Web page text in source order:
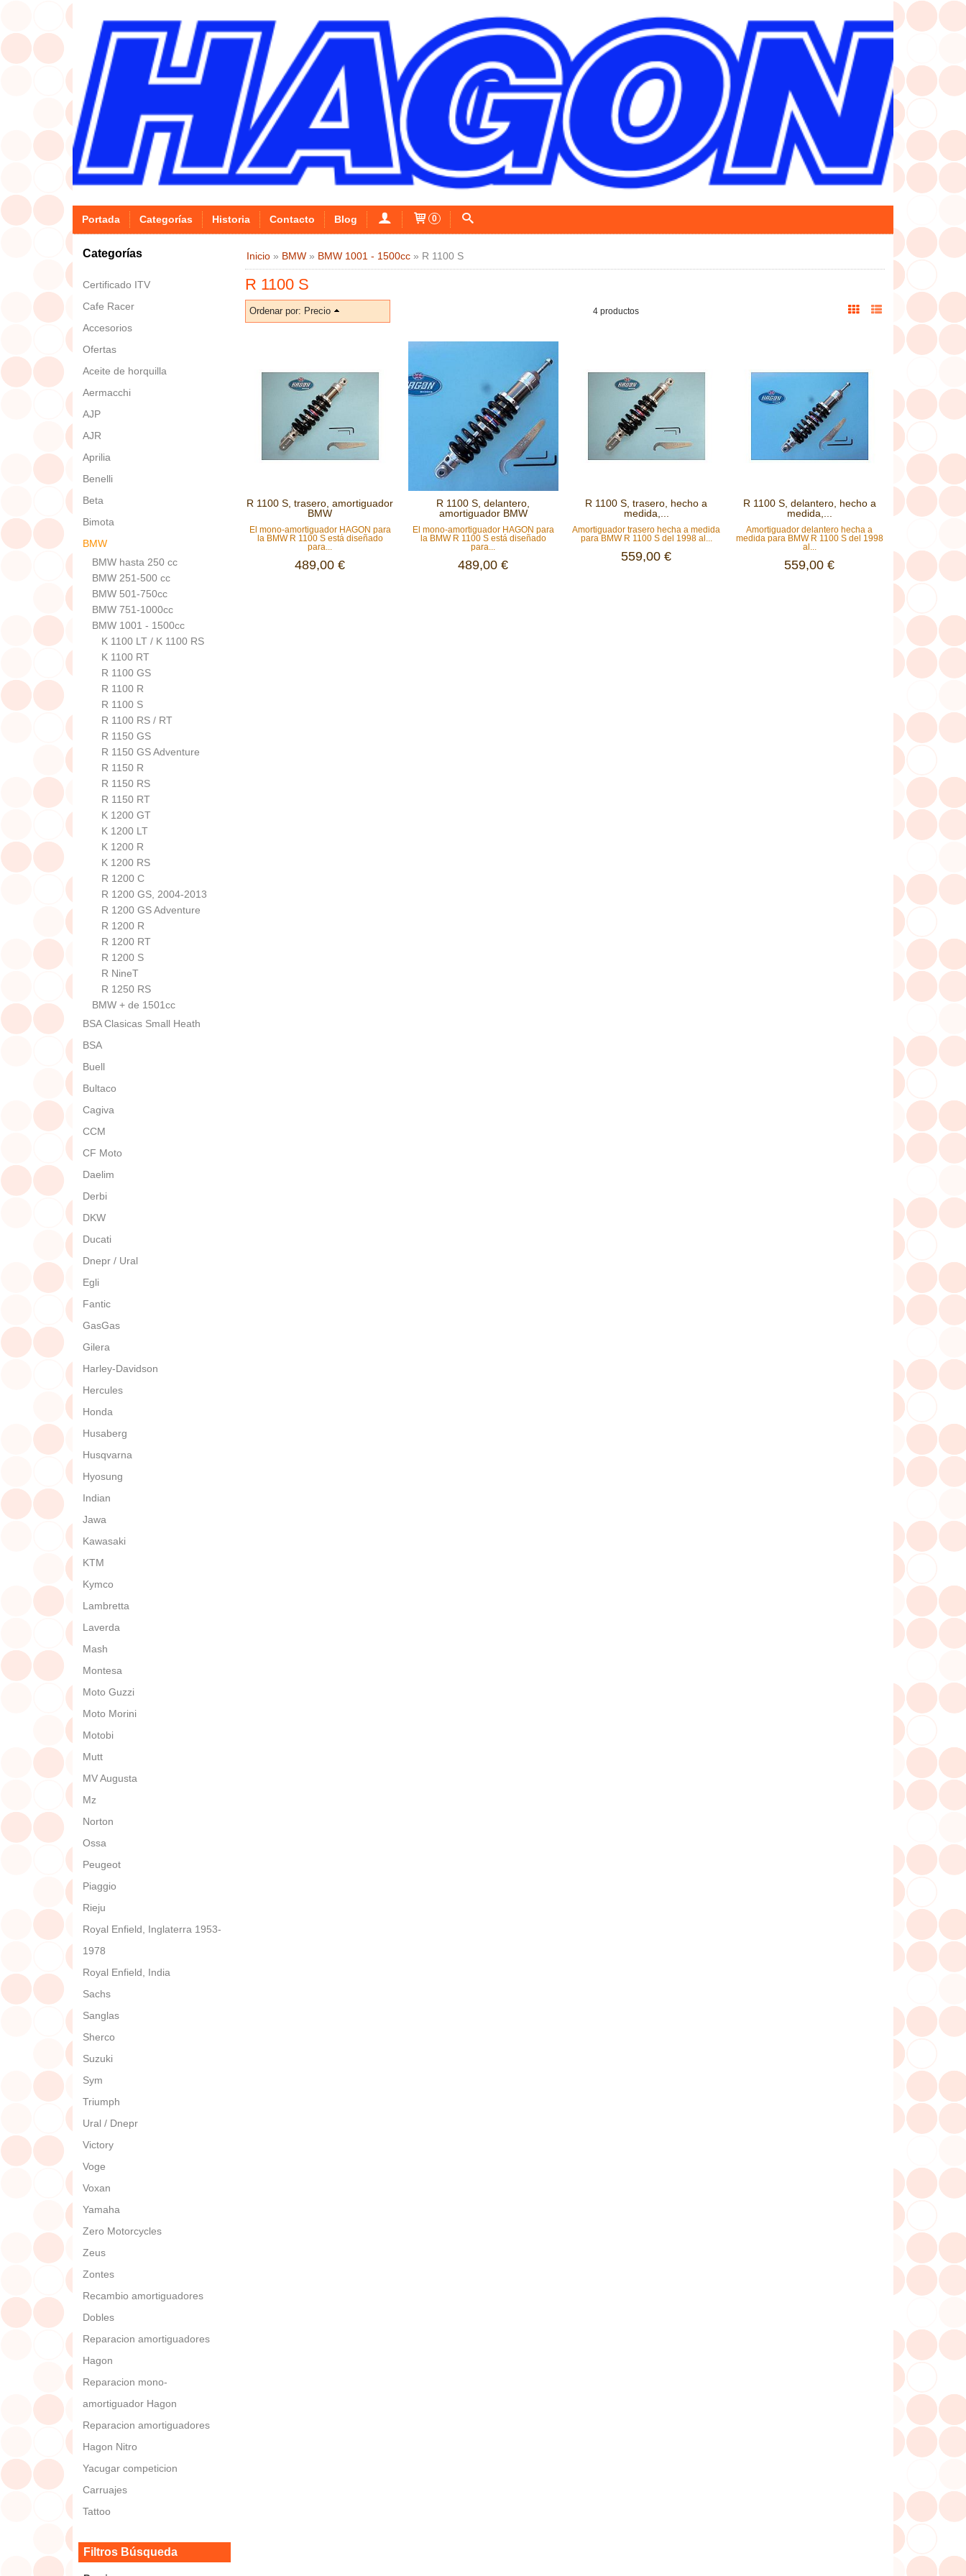
Portada Categorías Historia Contacto Blog 0
Categorías
Certificado ITV
Cafe Racer
Accesorios
Ofertas
Aceite de horquilla
Aermacchi
AJP
AJR
Aprilia
Benelli
Beta
Bimota
BMW
BMW hasta 250 cc
BMW 251-500 cc
BMW 501-750cc
BMW 751-1000cc
BMW 1001 - 1500cc
K 1100 LT / K 1100 RS
K 1100 RT
R 1100 GS
R 1100 R
R 1100 S
R 1100 RS / RT
R 1150 GS
R 1150 GS Adventure
R 1150 R
R 1150 RS
R 1150 RT
K 1200 GT
K 1200 LT
K 1200 R
K 1200 RS
R 1200 C
R 1200 GS, 2004-2013
R 1200 GS Adventure
R 1200 R
R 1200 RT
R 1200 S
R NineT
R 1250 RS
BMW + de 1501cc
BSA Clasicas Small Heath
BSA
Buell
Bultaco
Cagiva
CCM
CF Moto
Daelim
Derbi
DKW
Ducati
Dnepr / Ural
Egli
Fantic
GasGas
Gilera
Harley-Davidson
Hercules
Honda
Husaberg
Husqvarna
Hyosung
Indian
Jawa
Kawasaki
KTM
Kymco
Lambretta
Laverda
Mash
Montesa
Moto Guzzi
Moto Morini
Motobi
Mutt
MV Augusta
Mz
Norton
Ossa
Peugeot
Piaggio
Rieju
Royal Enfield, Inglaterra 1953-
1978
Royal Enfield, India
Sachs
Sanglas
Sherco
Suzuki
Sym
Triumph
Ural / Dnepr
Victory
Voge
Voxan
Yamaha
Zero Motorcycles
Zeus
Zontes
Recambio amortiguadores
Dobles
Reparacion amortiguadores
Hagon
Reparacion mono-
amortiguador Hagon
Reparacion amortiguadores
Hagon Nitro
Yacugar competicion
Carruajes
Tattoo
Filtros Búsqueda
Inicio» BMW» BMW 1001 - 1500cc» R 1100 S
R 1100 S
Ordenar por: Precio 4 productos
R 1100 S, trasero, amortiguador
BMW
El mono-amortiguador HAGON para
la BMW R 1100 S está diseñado
para...
489,00 €
R 1100 S, delantero,
amortiguador BMW
El mono-amortiguador HAGON para
la BMW R 1100 S está diseñado
para...
489,00 €
R 1100 S, trasero, hecho a
medida,...
Amortiguador trasero hecha a medida
para BMW R 1100 S del 1998 al...
559,00 €
R 1100 S, delantero, hecho a
medida,...
Amortiguador delantero hecha a
medida para BMW R 1100 S del 1998
al...
559,00 €